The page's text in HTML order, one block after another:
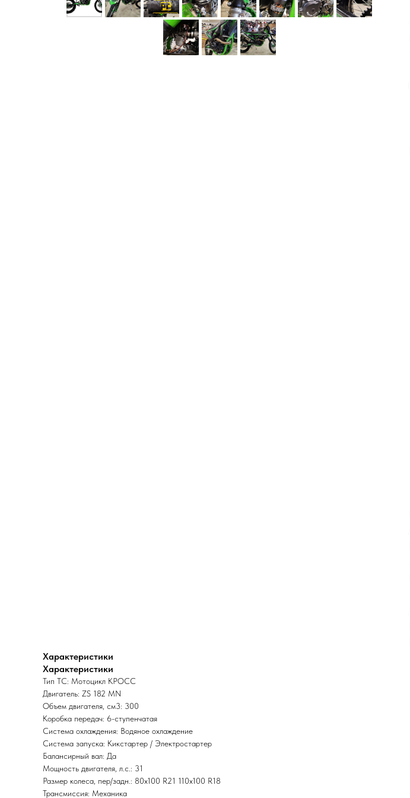
Характеристики
Характеристики
Тип ТС: Мотоцикл КРОСС
Двигатель: ZS 182 MN
Объем двигателя, см3: 300
Коробка передач: 6-ступенчатая
Система охлаждения: Водяное охлаждение
Система запуска: Кикстартер / Электростартер
Балансирный вал: Да
Мощность двигателя, л.с.: 31
Размер колеса, пер/задн.: 80х100 R21 110х100 R18
Трансмиссия: Механика